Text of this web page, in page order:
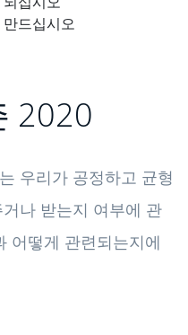
드십시오
2020
우리가 공정하고 균형
나 받는지 여부에 관
어떻게 관련되는지에